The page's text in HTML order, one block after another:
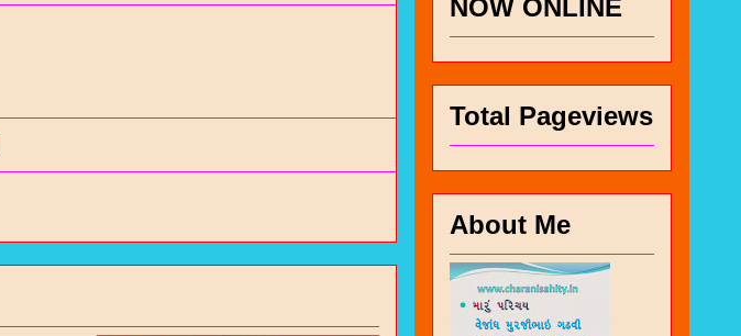
NOW ONLINE
Total Pageviews
About Me